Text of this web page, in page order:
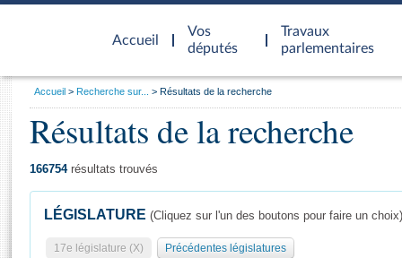
Accueil
d'accueil
Vos
députés
Travaux
parlementaires
Général
Vous
Accueil Recherche sur... Résultats de la recherche
Résultats de la recherche
166754résultats trouvés
LÉGISLATURE (Cliquez sur l'un des boutons pour faire un choix)
17e législature (X) Précédentes législatures